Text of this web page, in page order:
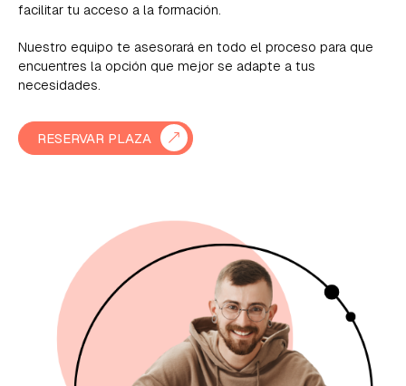
Generador/a de environments
virtuales y/props
Técnico de efectos especiales 3D /
Artista VFX
facilitar tu acceso a la formación.
Nuestro equipo te asesorará en todo el proceso para que
encuentres la opción que mejor se adapte a tus
necesidades.
RESERVAR PLAZA